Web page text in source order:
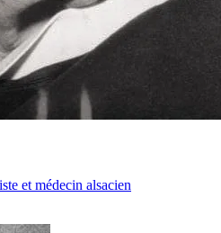
et médecin alsacien